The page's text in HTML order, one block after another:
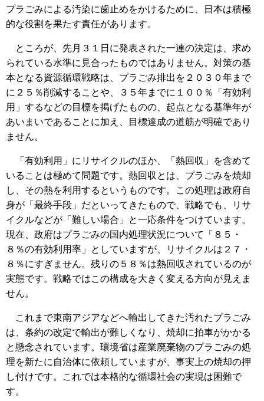
プラごみによる汚染に歯止めをかけるために、日本は積極
的な役割を果たす責任があります。
ところが、先月３１日に発表された一連の決定は、求め
られている水準に見合ったものではありません。対策の基
本となる資源循環戦略は、プラごみ排出を２０３０年まで
に２５％削減することや、３５年までに１００％「有効利
用」するなどの目標を掲げたものの、起点となる基準年が
あいまいであることに加え、目標達成の道筋が明確であり
ません。
「有効利用」にリサイクルのほか、「熱回収」を含めて
いることは極めて問題です。熱回収とは、プラごみを焼却
し、その熱を利用するというものです。この処理は政府自
身が「最終手段」だといってきたもので、戦略でも、リサ
イクルなどが「難しい場合」と一応条件をつけています。
現在、政府はプラごみの国内処理状況について「８５・
８％の有効利用率」としていますが、リサイクルは２７・
８％にすぎません。残りの５８％は熱回収されているのが
実態です。戦略ではこの構成を大きく変える方向が見えま
せん。
これまで東南アジアなどへ輸出してきた汚れたプラごみ
は、条約の改定で輸出が難しくなり、焼却に拍車がかかる
と懸念されています。環境省は産業廃棄物のプラごみの処
理を新たに自治体に依頼していますが、事実上の焼却の押
し付けです。これでは本格的な循環社会の実現は困難で
す。